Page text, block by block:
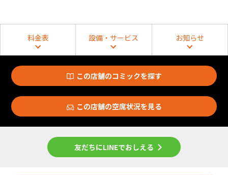
料金表 設備・サービス お知らせ
この店舗のコミックを探す
この店舗の空席状況を見る
友だちにLINEでおしえる